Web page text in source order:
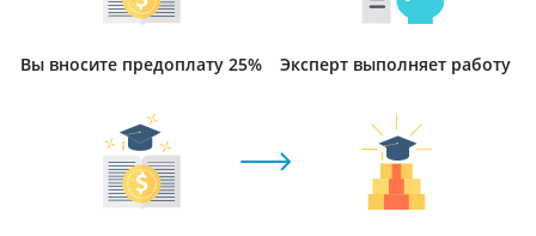
Вы вносите предоплату 25% Эксперт выполняет работу